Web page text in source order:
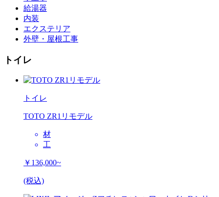
給湯器
内装
エクステリア
外壁・屋根工事
トイレ
トイレ
TOTO ZR1リモデル
材
工
￥136,000~
(税込)